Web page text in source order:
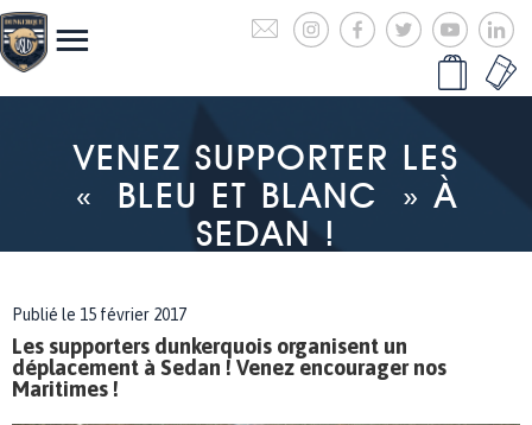
VENEZ SUPPORTER LES
« BLEU ET BLANC » À
SEDAN !
Publié le 15 février 2017
Les supporters dunkerquois organisent un
déplacement à Sedan ! Venez encourager nos
Maritimes !